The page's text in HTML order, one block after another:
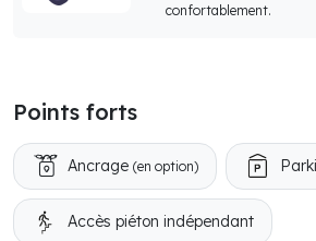
confortablement.
Points forts
Ancrage (en option)
Accès piéton indépendant